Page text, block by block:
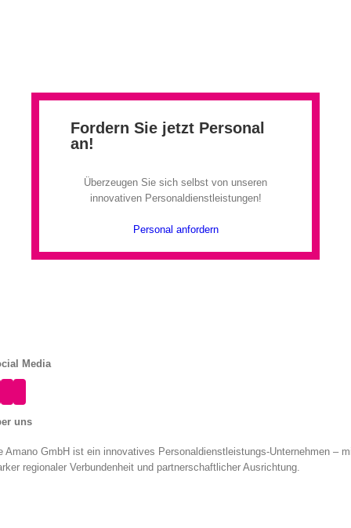
Fordern Sie jetzt Personal
an!
Überzeugen Sie sich selbst von unseren
innovativen Personaldienstleistungen!
Personal anfordern
Media
uns
Amano GmbH ist ein innovatives Personaldienstleistungs-Unternehmen –
regionaler Verbundenheit und partnerschaftlicher Ausrichtung.